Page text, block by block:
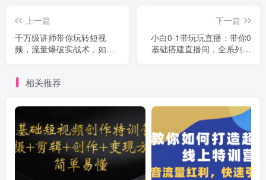
上一篇
千万级讲师带你玩转短视
频，流量爆破实战术，如何
下一篇
小白0-1带玩玩直播：带你0
基础搭建直播间，全系列课
相关推荐